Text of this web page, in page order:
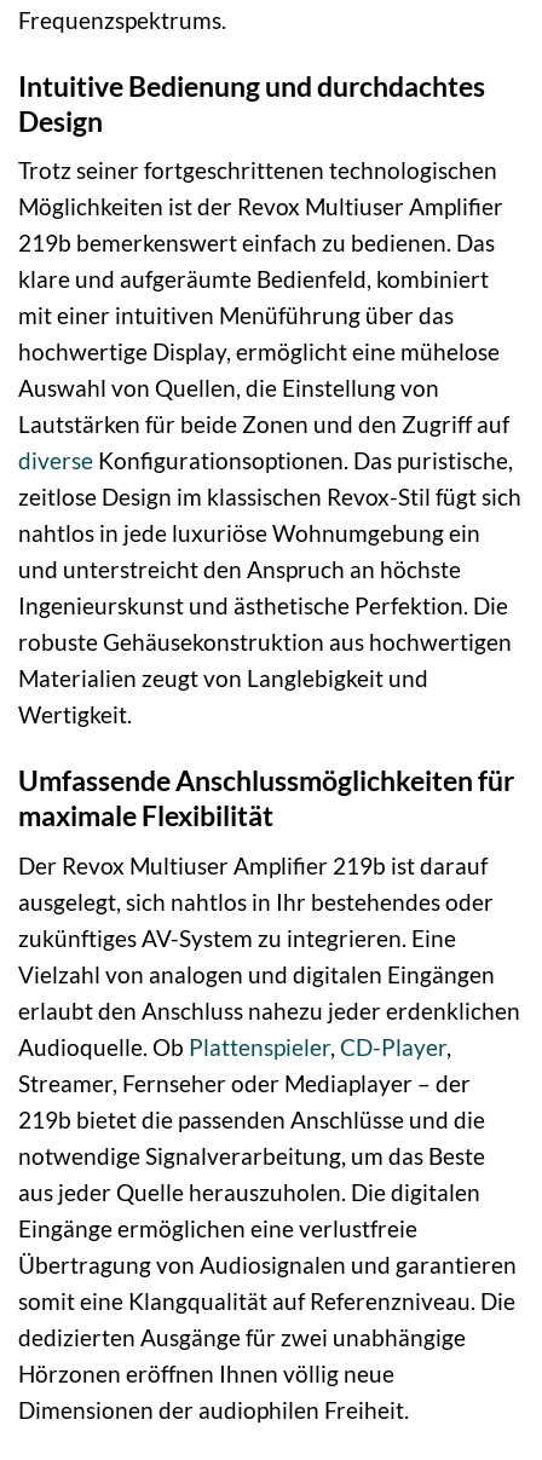
Frequenzspektrums.
Intuitive Bedienung und durchdachtes
Design
Trotz seiner fortgeschrittenen technologischen
Möglichkeiten ist der Revox Multiuser Amplifier
219b bemerkenswert einfach zu bedienen. Das
klare und aufgeräumte Bedienfeld, kombiniert
mit einer intuitiven Menüführung über das
hochwertige Display, ermöglicht eine mühelose
Auswahl von Quellen, die Einstellung von
Lautstärken für beide Zonen und den Zugriff auf
diverse Konfigurationsoptionen. Das puristische,
zeitlose Design im klassischen Revox-Stil fügt sich
nahtlos in jede luxuriöse Wohnumgebung ein
und unterstreicht den Anspruch an höchste
Ingenieurskunst und ästhetische Perfektion. Die
robuste Gehäusekonstruktion aus hochwertigen
Materialien zeugt von Langlebigkeit und
Wertigkeit.
Umfassende Anschlussmöglichkeiten für
maximale Flexibilität
Der Revox Multiuser Amplifier 219b ist darauf
ausgelegt, sich nahtlos in Ihr bestehendes oder
zukünftiges AV-System zu integrieren. Eine
Vielzahl von analogen und digitalen Eingängen
erlaubt den Anschluss nahezu jeder erdenklichen
Audioquelle. Ob Plattenspieler, CD-Player,
Streamer, Fernseher oder Mediaplayer – der
219b bietet die passenden Anschlüsse und die
notwendige Signalverarbeitung, um das Beste
aus jeder Quelle herauszuholen. Die digitalen
Eingänge ermöglichen eine verlustfreie
Übertragung von Audiosignalen und garantieren
somit eine Klangqualität auf Referenzniveau. Die
dedizierten Ausgänge für zwei unabhängige
Hörzonen eröffnen Ihnen völlig neue
Dimensionen der audiophilen Freiheit.